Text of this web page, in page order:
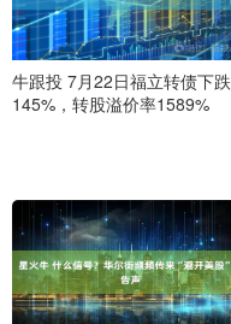
牛跟投 7月22日福立转债下跌
145%，转股溢价率1589%